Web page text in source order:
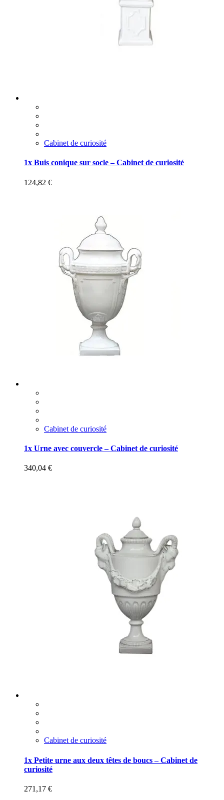
Cabinet de curiosité
1x Buis conique sur socle – Cabinet de curiosité
124,82 €
Cabinet de curiosité
1x Urne avec couvercle – Cabinet de curiosité
340,04 €
Cabinet de curiosité
1x Petite urne aux deux têtes de boucs – Cabinet de
curiosité
271,17 €